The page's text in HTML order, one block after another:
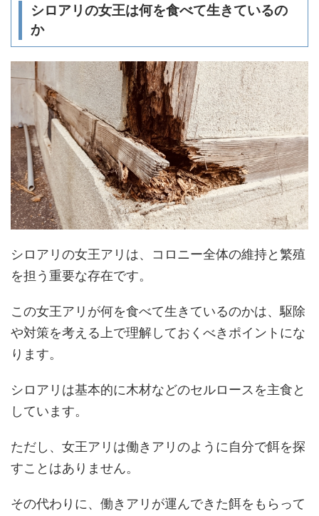
シロアリの女王は何を食べて生きているの
か
シロアリの女王アリは、コロニー全体の維持と繁殖
を担う重要な存在です。
この女王アリが何を食べて生きているのかは、駆除
や対策を考える上で理解しておくべきポイントにな
ります。
シロアリは基本的に木材などのセルロースを主食と
しています。
ただし、女王アリは働きアリのように自分で餌を探
すことはありません。
その代わりに、働きアリが運んできた餌をもらって